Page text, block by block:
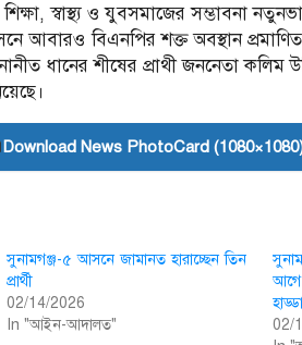
স্বাস্থ্য ও যুবসমাজের সম্ভাবনা
আবারও বিএনপির শক্ত অবস্থান
ধানের শীষের প্রাথী জননেতা কলিম
Download News PhotoCard
সুনামগঞ্জ-৫ আসনে জামানত হারাচ্ছেন তিন
প্রার্থী
02/14/2026
In "আইন-আদালত"
আগে
02/